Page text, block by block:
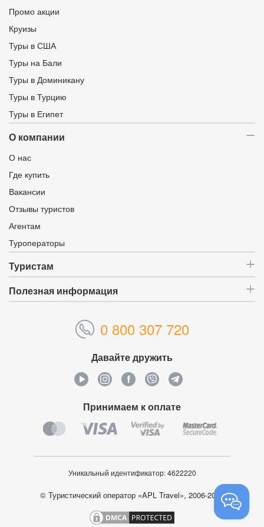
Промо акции
Круизы
Туры в США
Туры на Бали
Туры в Доминикану
Туры в Турцию
Туры в Египет
О компании
О нас
Где купить
Вакансии
Отзывы туристов
Агентам
Туроператоры
Туристам
Полезная информация
0 800 307 720
Давайте дружить
Принимаем к оплате
Уникальный идентификатор:4622220
© Туристический оператор «APL Travel», 2006-2026